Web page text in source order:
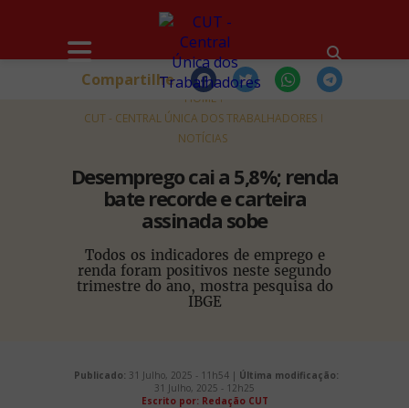
HOME
CUT - CENTRAL ÚNICA DOS TRABALHADORES
NOTÍCIAS
Desemprego cai a 5,8%; renda
bate recorde e carteira
assinada sobe
Todos os indicadores de emprego e
renda foram positivos neste segundo
trimestre do ano, mostra pesquisa do
IBGE
Compartilhe
Publicado: 31 Julho, 2025 - 11h54 | Última modificação:
31 Julho, 2025 - 12h25
Escrito por: Redação CUT